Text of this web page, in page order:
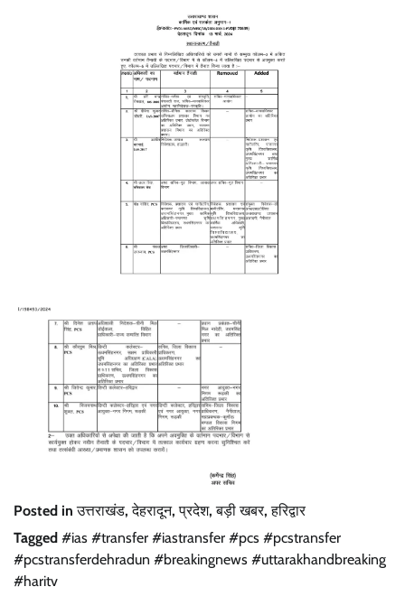
Posted inउत्तराखंड,देहरादून,प्रदेश,बड़ी खबर,हरिद्वार
Tagged #ias #transfer #iastransfer #pcs #pcstransfer
#pcstransferdehradun #breakingnews #uttarakhandbreaking
#haritv